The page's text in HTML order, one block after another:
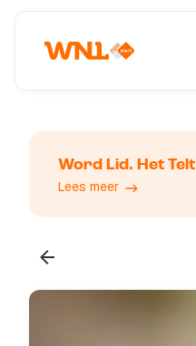
Word Lid. Het Telt
Lees meer